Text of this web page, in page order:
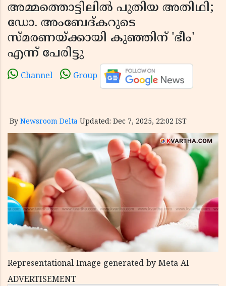
അമ്മത്തൊട്ടിലിൽ പുതിയ അതിഥി;
ഡോ. അംബേദ്കറുടെ
സ്മരണയ്ക്കായി കുഞ്ഞിന് 'ഭീം'
എന്ന് പേരിട്ടു
Channel Group
By Newsroom Delta Updated: Dec 7, 2025, 22:02 IST
Representational Image generated by Meta AI
ADVERTISEMENT